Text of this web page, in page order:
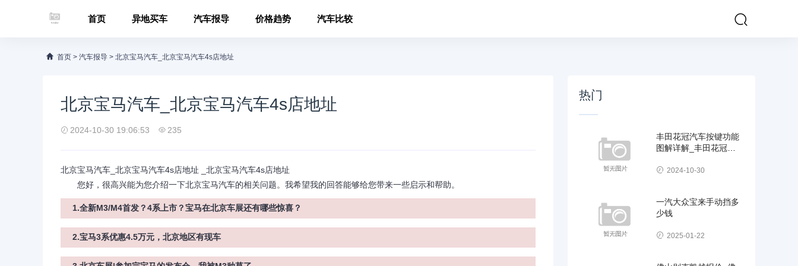
首页 异地买车 汽车报导 价格趋势 汽车比较
首页 > 汽车报导 > 北京宝马汽车_北京宝马汽车4s店地址
北京宝马汽车_北京宝马汽车4s店地址
2024-10-30 19:06:53 235
北京宝马汽车_北京宝马汽车4s店地址 _北京宝马汽车4s店地址
您好，很高兴能为您介绍一下北京宝马汽车的相关问题。我希望我的回答能够给您带来一些启示和帮助。
1.全新M3/M4首发？4系上市？宝马在北京车展还有哪些惊喜？
2.宝马3系优惠4.5万元，北京地区有现车
热门
丰田花冠汽车按键功能
图解详解_丰田花冠汽
2024-10-30
一汽大众宝来手动挡多
少钱
2025-01-22